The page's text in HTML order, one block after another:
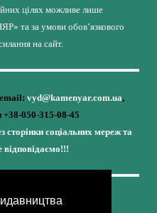
цілях можливе лише
та за умови обов’язкового
на сайт.
vyd@kamenyar.com.ua,
+38-050-315-08-45
сторінки соціальних мереж та
відповідаємо!!!
внесок у спротив,